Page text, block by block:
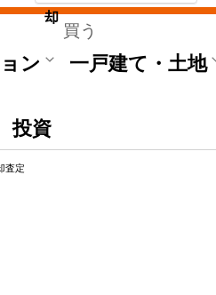
買う
ン 一戸建て・土地
その他
投資
却
査定